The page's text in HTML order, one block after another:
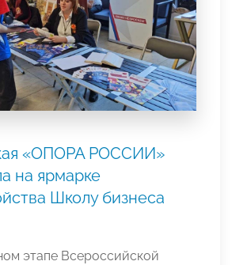
«ОПОРА РОССИИ»
на ярмарке
Школу бизнеса
этапе Всероссийской